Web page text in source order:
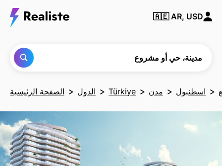
🇦🇪AR, USD
مدينة، حي أو مشروع
الصفحة الرئيسية الدول Türkiye مدن اسطنبول